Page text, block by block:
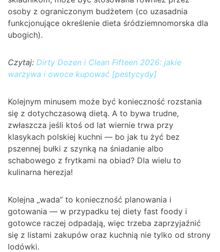
osoby z ograniczonym budżetem (co uzasadnia
funkcjonujące określenie dieta śródziemnomorska dla
ubogich).
Czytaj: Dirty Dozen i Clean Fifteen 2026: jakie
warzywa i owoce kupować [pestycydy]
Kolejnym minusem może być konieczność rozstania
się z dotychczasową dietą. A to bywa trudne,
zwłaszcza jeśli ktoś od lat wiernie trwa przy
klasykach polskiej kuchni — bo jak tu żyć bez
pszennej bułki z szynką na śniadanie albo
schabowego z frytkami na obiad? Dla wielu to
kulinarna herezja!
Kolejna „wada” to konieczność planowania i
gotowania — w przypadku tej diety fast foody i
gotowce raczej odpadają, więc trzeba zaprzyjaźnić
się z listami zakupów oraz kuchnią nie tylko od strony
lodówki.